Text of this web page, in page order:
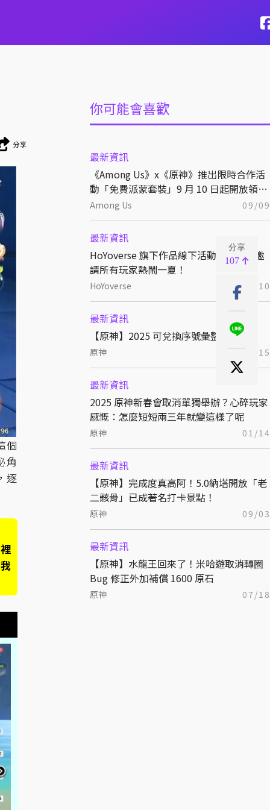
你可能會喜歡
最新資訊
《Among Us》x《原神》推出限時合作活
動「免費派蒙套裝」9 月 10 日起開放領
取！
Among Us 09/09
最新資訊
HoYoverse 旗下作品線下活動大公開，邀
請所有玩家熱鬧一夏！
HoYoverse 06/10
最新資訊
【原神】2025 可兌換序號彙整一覽表！
原神 01/15
最新資訊
2025 原神新春會取消單獨舉辦？心碎玩家
感慨：怎麼短短兩三年就變這樣了呢
原神 01/14
最新資訊
【原神】完成度真高阿！5.0納塔開放「老
二骸骨」已成著名打卡景點！
原神 09/03
最新資訊
【原神】水龍王回來了！米哈遊取消轉圈
Bug 修正外加補償 1600 原石
原神 07/18
分享
107
分享
個
角
逐